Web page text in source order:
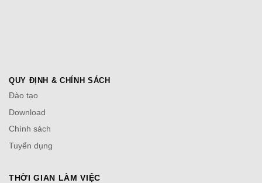
QUY ĐỊNH & CHÍNH SÁCH
Đào tạo
Download
Chính sách
Tuyển dụng
THỜI GIAN LÀM VIỆC